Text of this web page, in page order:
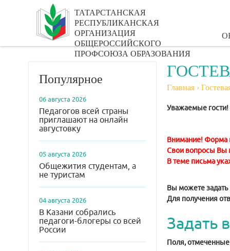
ТАТАРСТАНСКАЯ
РЕСПУБЛИКАНСКАЯ
ОРГАНИЗАЦИЯ
ОБЩЕРОССИЙСКОГО
ПРОФСОЮЗА ОБРАЗОВАНИЯ
Популярное
06 августа 2026
Педагогов всей страны
приглашают на онлайн
августовку
05 августа 2026
Общежития студентам, а
не туристам
04 августа 2026
В Казани собрались
педагоги-блогеры со всей
России
Главная ›
Уважаемые гости!
Внимание! Форма
Свои вопросы Вы
В теме письма
Вы можете
Для получения
Задать
Поля,